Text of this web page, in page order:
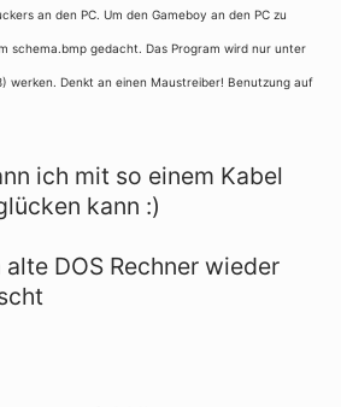
an den PC. Um den Gameboy an den PC zu
schema.bmp gedacht. Das Program wird nur unter
werken. Denkt an einen Maustreiber! Benutzung auf
ich mit so einem Kabel
kann :)
DOS Rechner wieder